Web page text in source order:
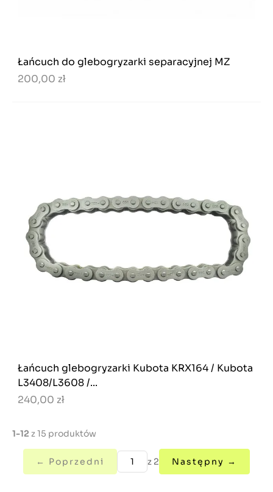
Łańcuch do glebogryzarki separacyjnej MZ
200,00 zł
Łańcuch glebogryzarki Kubota KRX164 / Kubota
L3408/L3608 /...
240,00 zł
1-12 z 15 produktów
← Poprzedni z 2 Następny →